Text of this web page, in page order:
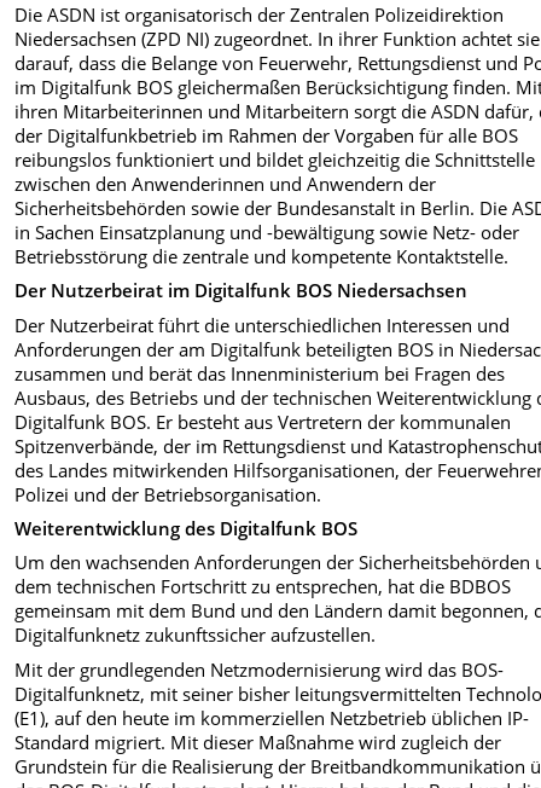
Die ASDN ist organisatorisch der Zentralen Polizeidirektion
Niedersachsen (ZPD NI) zugeordnet. In ihrer Funktion achtet sie
darauf, dass die Belange von Feuerwehr, Rettungsdienst und
im Digitalfunk BOS gleichermaßen Berücksichtigung finden.
ihren Mitarbeiterinnen und Mitarbeitern sorgt die ASDN dafür,
der Digitalfunkbetrieb im Rahmen der Vorgaben für alle BOS
reibungslos funktioniert und bildet gleichzeitig die Schnittstelle
zwischen den Anwenderinnen und Anwendern der
Sicherheitsbehörden sowie der Bundesanstalt in Berlin. Die
in Sachen Einsatzplanung und -bewältigung sowie Netz- oder
Betriebsstörung die zentrale und kompetente Kontaktstelle.
Der Nutzerbeirat im Digitalfunk BOS Niedersachsen
Der Nutzerbeirat führt die unterschiedlichen Interessen und
Anforderungen der am Digitalfunk beteiligten BOS in
zusammen und berät das Innenministerium bei Fragen des
Ausbaus, des Betriebs und der technischen Weiterentwicklung
Digitalfunk BOS. Er besteht aus Vertretern der kommunalen
Spitzenverbände, der im Rettungsdienst und
des Landes mitwirkenden Hilfsorganisationen, der
Polizei und der Betriebsorganisation.
Weiterentwicklung des Digitalfunk BOS
Um den wachsenden Anforderungen der Sicherheitsbehörden
dem technischen Fortschritt zu entsprechen, hat die BDBOS
gemeinsam mit dem Bund und den Ländern damit begonnen,
Digitalfunknetz zukunftssicher aufzustellen.
Mit der grundlegenden Netzmodernisierung wird das BOS-
Digitalfunknetz, mit seiner bisher leitungsvermittelten
(E1), auf den heute im kommerziellen Netzbetrieb üblichen IP-
Standard migriert. Mit dieser Maßnahme wird zugleich der
Grundstein für die Realisierung der Breitbandkommunikation